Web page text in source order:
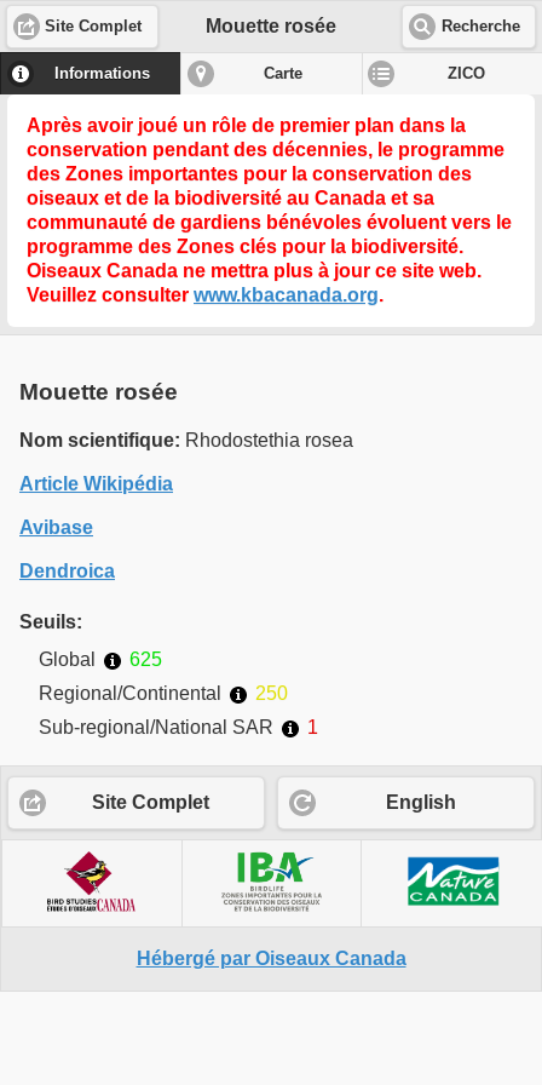
Site Complet Mouette rosée Recherche
Informations Carte ZICO
Après avoir joué un rôle de premier plan dans la
conservation pendant des décennies, le programme
des Zones importantes pour la conservation des
oiseaux et de la biodiversité au Canada et sa
communauté de gardiens bénévoles évoluent vers le
programme des Zones clés pour la biodiversité.
Oiseaux Canada ne mettra plus à jour ce site web.
Veuillez consulter www.kbacanada.org.
Mouette rosée
Nom scientifique: Rhodostethia rosea
Article Wikipédia
Avibase
Dendroica
Seuils:
Global
625
Regional/Continental
250
Sub-regional/National SAR
1
Site Complet English
Hébergé par Oiseaux Canada